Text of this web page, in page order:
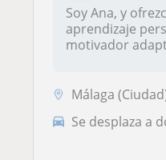
Soy Ana, y
aprendizaje
motivador
Málaga
Se desplaza a